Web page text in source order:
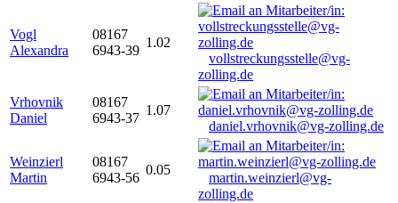
Vogl
Alexandra
08167
6943-39
1.02
vollstreckungsstelle@vg-
zolling.de
Vrhovnik
Daniel
08167
6943-37
1.07
daniel.vrhovnik@vg-zolling.de
Weinzierl
Martin
08167
6943-56
0.05
martin.weinzierl@vg-
zolling.de